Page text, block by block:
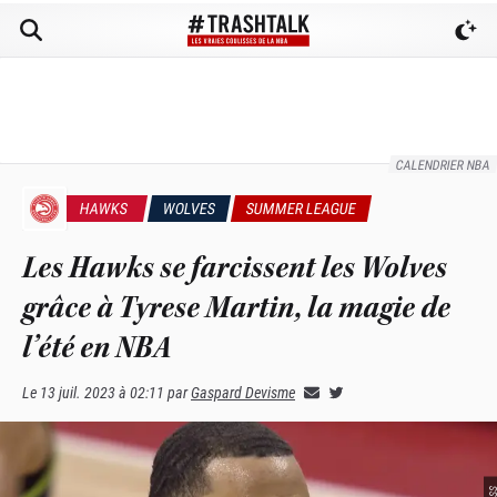
CALENDRIER NBA
HAWKS WOLVES SUMMER LEAGUE
Les Hawks se farcissent les Wolves
grâce à Tyrese Martin, la magie de
l’été en NBA
Le 13 juil. 2023 à 02:11 parGaspard Devisme